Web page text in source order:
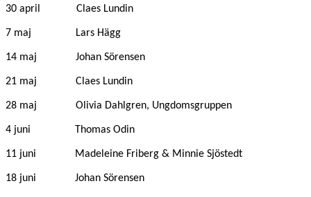
30 april Claes Lundin
7 maj Lars Hägg
14 maj Johan Sörensen
21 maj Claes Lundin
28 maj Olivia Dahlgren, Ungdomsgruppen
4 juni Thomas Odin
11 juni Madeleine Friberg & Minnie Sjöstedt
18 juni Johan Sörensen